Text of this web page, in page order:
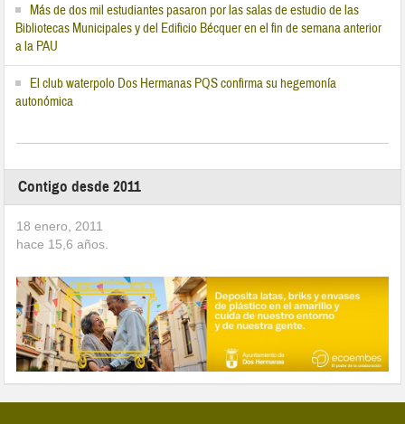
Más de dos mil estudiantes pasaron por las salas de estudio de las
Bibliotecas Municipales y del Edificio Bécquer en el fin de semana anterior
a la PAU
El club waterpolo Dos Hermanas PQS confirma su hegemonía
autonómica
Contigo desde 2011
18 enero, 2011
hace 15,6 años.